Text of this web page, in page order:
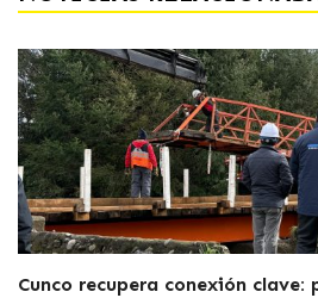
Cunco recupera conexión clave: